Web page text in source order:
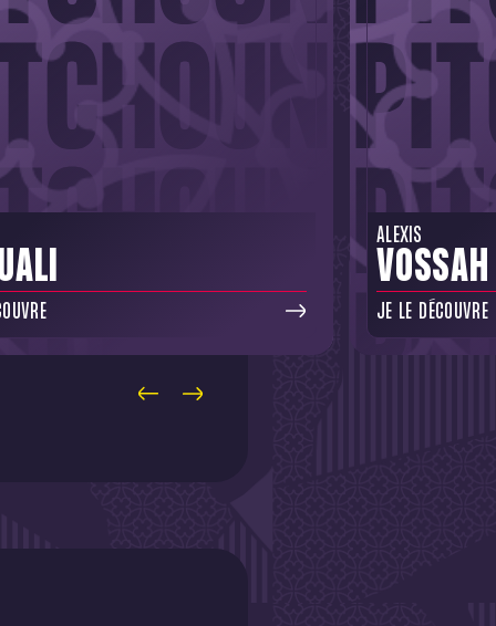
ALEXIS
VOSSAH
JE LE DÉCOUVRE